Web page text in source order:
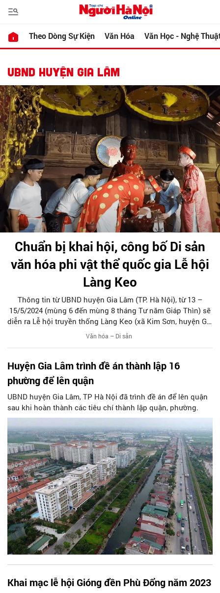
Theo Dòng Sự Kiện Văn Hóa Văn Học - Nghệ
UBND HUYỆN GIA LÂM
Chuẩn bị khai hội, công bố Di sản
văn hóa phi vật thể quốc gia Lễ hội
Làng Keo
Thông tin từ UBND huyện Gia Lâm (TP. Hà Nội), từ 13 –
15/5/2024 (mùng 6 đến mùng 8 tháng Tư năm Giáp Thìn) sẽ
diễn ra Lễ hội truyền thống Làng Keo (xã Kim Sơn, huyện Gia
Lâm) và Lễ Công bố Quyết định Lễ hội Làng Keo là Di sản
Văn hóa – Di sản
Huyện Gia Lâm trình đề án thành lập 16
phường để lên quận
UBND huyện Gia Lâm, TP Hà Nội đã trình đề án để lên quận
sau khi hoàn thành các tiêu chí thành lập quận, phường.
Khai mạc lễ hội Gióng đền Phù Đổng năm 2023